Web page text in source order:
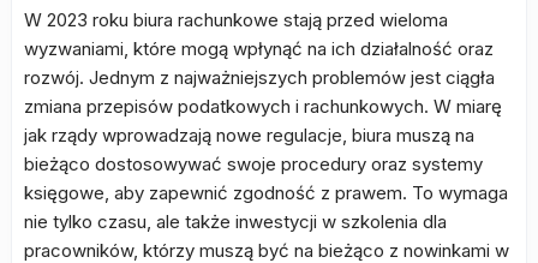
W 2023 roku biura rachunkowe stają przed wieloma
wyzwaniami, które mogą wpłynąć na ich działalność oraz
rozwój. Jednym z najważniejszych problemów jest ciągła
zmiana przepisów podatkowych i rachunkowych. W miarę
jak rządy wprowadzają nowe regulacje, biura muszą na
bieżąco dostosowywać swoje procedury oraz systemy
księgowe, aby zapewnić zgodność z prawem. To wymaga
nie tylko czasu, ale także inwestycji w szkolenia dla
pracowników, którzy muszą być na bieżąco z nowinkami w